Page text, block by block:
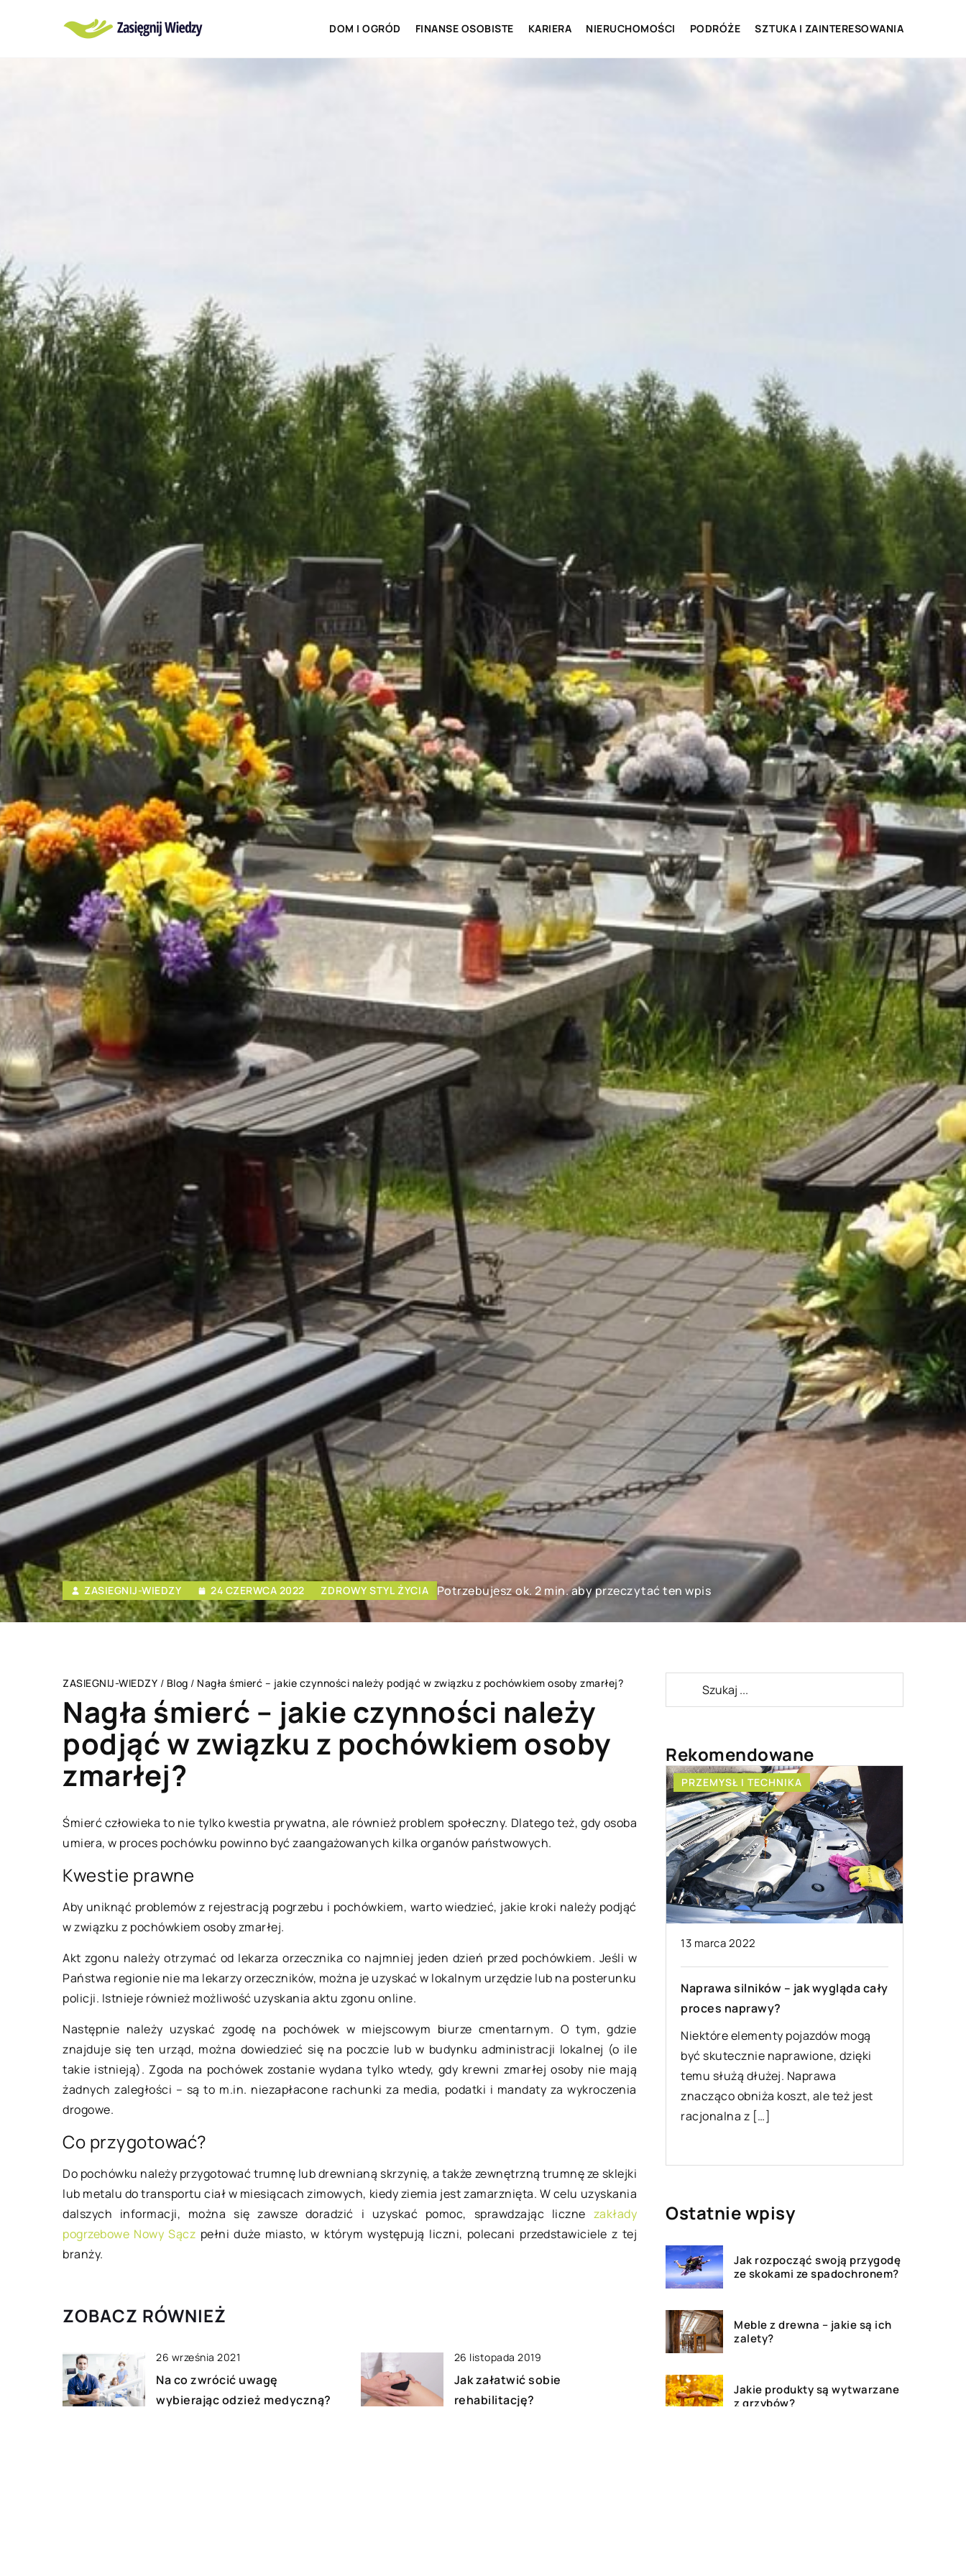
DOM I OGRÓD FINANSE OSOBISTE KARIERA NIERUCHOMOŚCI PODRÓŻE SZTUKA I ZAINTERESOWANIA
ZASIEGNIJ-WIEDZY 24 CZERWCA 2022 ZDROWY STYL ŻYCIA Potrzebujesz ok. 2 min. aby przeczytać ten wpis
ZASIEGNIJ-WIEDZY / Blog / Nagła śmierć – jakie czynności należy podjąć w związku z pochówkiem osoby zmarłej?
Nagła śmierć – jakie czynności należy
podjąć w związku z pochówkiem osoby
zmarłej?
Śmierć człowieka to nie tylko kwestia prywatna, ale również problem społeczny. Dlatego też, gdy osoba
umiera, w proces pochówku powinno być zaangażowanych kilka organów państwowych.
Kwestie prawne
Aby uniknąć problemów z rejestracją pogrzebu i pochówkiem, warto wiedzieć, jakie kroki należy podjąć
w związku z pochówkiem osoby zmarłej.
Akt zgonu należy otrzymać od lekarza orzecznika co najmniej jeden dzień przed pochówkiem. Jeśli w
Państwa regionie nie ma lekarzy orzeczników, można je uzyskać w lokalnym urzędzie lub na posterunku
policji. Istnieje również możliwość uzyskania aktu zgonu online.
Następnie należy uzyskać zgodę na pochówek w miejscowym biurze cmentarnym. O tym, gdzie
znajduje się ten urząd, można dowiedzieć się na poczcie lub w budynku administracji lokalnej (o ile
takie istnieją). Zgoda na pochówek zostanie wydana tylko wtedy, gdy krewni zmarłej osoby nie mają
żadnych zaległości – są to m.in. niezapłacone rachunki za media, podatki i mandaty za wykroczenia
drogowe.
Co przygotować?
Do pochówku należy przygotować trumnę lub drewnianą skrzynię, a także zewnętrzną trumnę ze sklejki
lub metalu do transportu ciał w miesiącach zimowych, kiedy ziemia jest zamarznięta. W celu uzyskania
dalszych informacji, można się zawsze doradzić i uzyskać pomoc, sprawdzając liczne zakłady
pogrzebowe Nowy Sącz pełni duże miasto, w którym występują liczni, polecani przedstawiciele z tej
branży.
ZOBACZ RÓWNIEŻ
26 września 2021
Na co zwrócić uwagę
wybierając odzież medyczną?
26 listopada 2019
Jak załatwić sobie
rehabilitację?
Rekomendowane
ZDROWY STYL ŻYCIA
16 września 2020
Herbata żółta – powstawanie, typy,
sposób parzenia
koneserów i jest pijana dosyć rzadko.
Trudno ją kupić, ponieważ
wytworzenie tej odmiany jest […]
10 kwietnia 2022
zastosowanie?
Płyty meblowe są wykorzystywane
do produkcji różnorakich elementów,
które służą do upiększania wnętrz
PRZEMYSŁ I TECHNIKA
Naprawa silników – jak wygląda cały
Niektóre elementy pojazdów mogą
być skutecznie naprawione, dzięki
temu służą dłużej. Naprawa
znacząco obniża koszt, ale też jest
ZDROWY STYL ŻYCIA
16 września 2020
Herbata żółta –
sposób parzenia
koneserów i jest pijana dosyć
Trudno ją kupić, ponieważ
wytworzenie tej odmiany jest
Ostatnie wpisy
Jak rozpocząć swoją przygodę
ze skokami ze spadochronem?
Meble z drewna – jakie są ich
zalety?
Jakie produkty są wytwarzane
z grzybów?